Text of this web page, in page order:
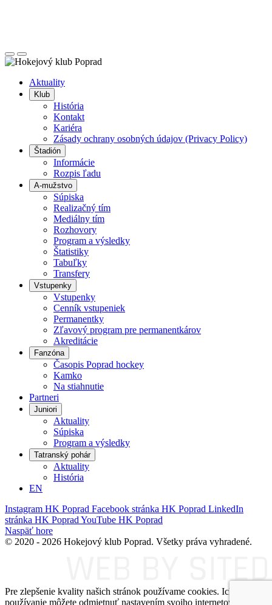
Posunúť
doľava
Posunúť
doprava
Aktuality
Klub
História
Kontakt
Kariéra
Zásady ochrany osobných údajov (Privacy Policy)
Štadión
Informácie
Rozpis ľadu
A-mužstvo
Súpiska
Realizačný tím
Mediálny tím
Rozhovory
Program a výsledky
Štatistiky
Tabuľky
Transfery
Vstupenky
Vstupenky
Cenník vstupeniek
Permanentky
Zľavový program pre permanentkárov
Akreditácie
Fanzóna
Časopis Poprad hockey
Kamko
Na stiahnutie
Partneri
Juniori
Aktuality
Súpiska
Program a výsledky
Tatranský pohár
Aktuality
História
EN
Instagram HK Poprad Facebook stránka HK Poprad LinkedIn
stránka HK Poprad YouTube HK Poprad
Naspäť hore
© 2020 - 2026 Hokejový klub Poprad. Všetky práva vyhradené.
Pre zlepšenie kvality našich stránok používame cookies. Ich
používanie môžete odmietnuť nastavením svojho internetového